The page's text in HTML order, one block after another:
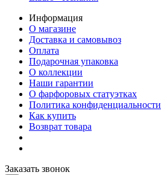
Информация
О магазине
Доставка и самовывоз
Оплата
Подарочная упаковка
О коллекции
Наши гарантии
О фарфоровых статуэтках
Политика конфиденциальности
Как купить
Возврат товара
Заказать звонок